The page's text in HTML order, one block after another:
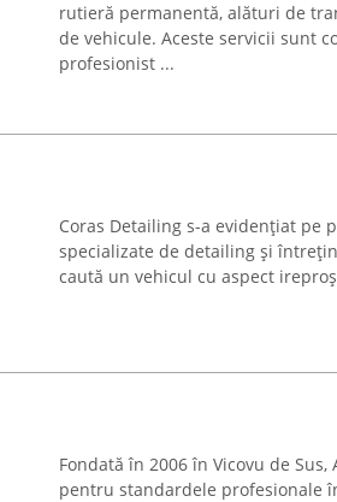
rutieră permanentă, alături de
de vehicule. Aceste servicii sunt
profesionist ...
Coras Detailing s-a evidențiat pe
specializate de detailing și
caută un vehicul cu aspect
Fondată în 2006 în Vicovu de
pentru standardele profesionale